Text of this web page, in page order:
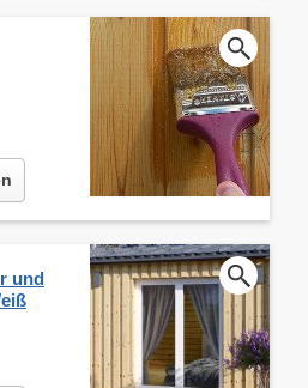
und